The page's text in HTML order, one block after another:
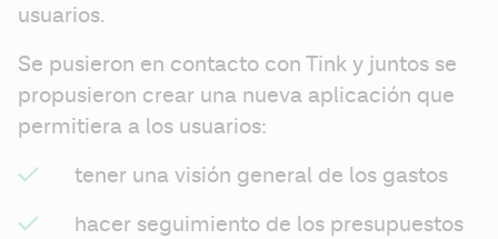
usuarios.
Se pusieron en contacto con Tink y juntos se
propusieron crear una nueva aplicación que
permitiera a los usuarios:
tener una visión general de los gastos
hacer seguimiento de los presupuestos